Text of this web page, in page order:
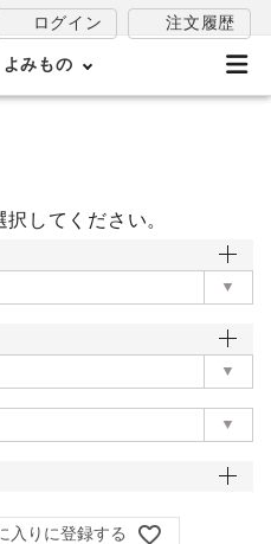
ログイン 注文履歴
よみもの
してください。
入りに登録する